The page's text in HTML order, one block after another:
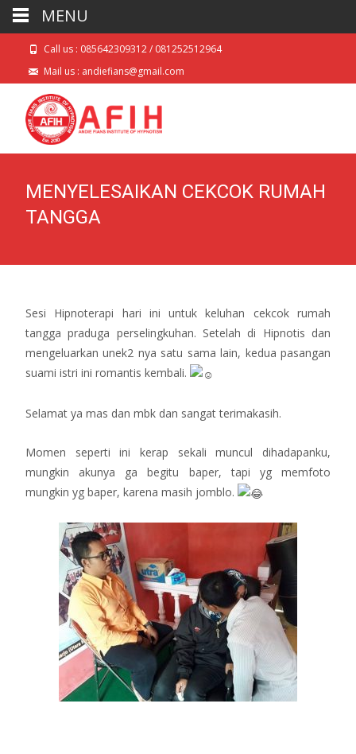
Call us : 085642309312 / 081252512964
Mail us : andiefians@gmail.com
MENYELESAIKAN CEKCOK RUMAH
TANGGA
Sesi Hipnoterapi hari ini untuk keluhan cekcok rumah
tangga praduga perselingkuhan. Setelah di Hipnotis dan
mengeluarkan unek2 nya satu sama lain, kedua pasangan
suami istri ini romantis kembali.
Selamat ya mas dan mbk dan sangat terimakasih.
Momen seperti ini kerap sekali muncul dihadapanku,
mungkin akunya ga begitu baper, tapi yg memfoto
mungkin yg baper, karena masih jomblo.
MENU